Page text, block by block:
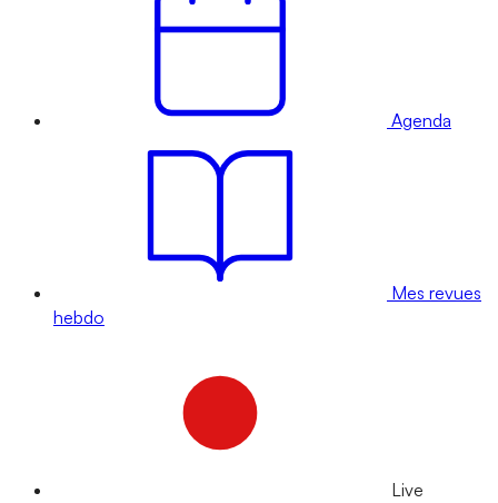
Agenda
Mes revues
hebdo
Live